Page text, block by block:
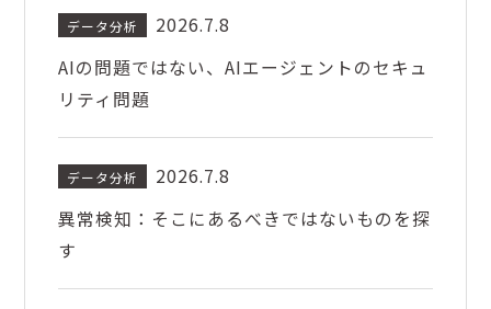
データ分析
2026.7.8
AIの問題ではない、AIエージェントのセキュ
リティ問題
データ分析
2026.7.8
異常検知：そこにあるべきではないものを探
す